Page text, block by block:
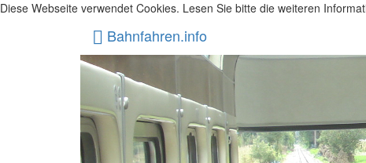
Diese Webseite verwendet Cookies. Lesen Sie bitte die weiteren
Bahnfahren.info